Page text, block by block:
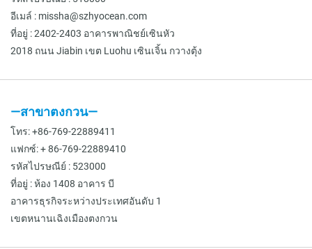
อีเมล์ : missha@szhyocean.com
ที่อยู่ :2402-2403 อาคารพาณิชย์เซินหัว
2018 ถนน Jiabin เขต Luohu เซินเจิ้น กวางตุ้ง
—สาขาตงกวน—
โทร: +86-769-22889411
แฟกซ์: + 86-769-22889410
รหัสไปรษณีย์ : 523000
ที่อยู่ : ห้อง 1408 อาคาร บี
อาคารธุรกิจระหว่างประเทศอันดับ 1
เขตหนานเฉิงเมืองตงกวน